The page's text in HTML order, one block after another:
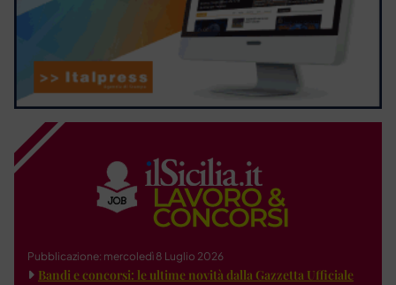
Pubblicazione: mercoledì 8 Luglio 2026
Bandi e concorsi: le ultime novità dalla Gazzetta Ufficiale